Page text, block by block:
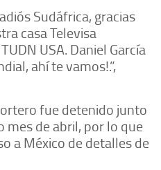
Sudáfrica, gracias
casa Televisa
USA. Daniel García
ahí te vamos!.”,
fue detenido junto
mes de abril, por lo que
a México de detalles de